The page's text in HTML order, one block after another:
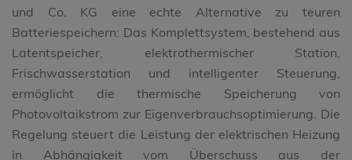
und Co. KG eine echte Alternative zu teuren
Batteriespeichern: Das Komplettsystem, bestehend aus
Latentspeicher, elektrothermischer Station,
Frischwasserstation und intelligenter Steuerung,
ermöglicht die thermische Speicherung von
Photovoltaikstrom zur Eigenverbrauchsoptimierung. Die
Regelung steuert die Leistung der elektrischen Heizung
in Abhängigkeit vom Überschuss aus der